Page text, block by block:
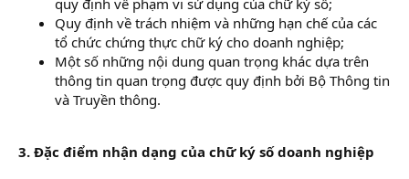
Quy định về trách nhiệm và những hạn chế của các
tổ chức chứng thực chữ ký cho doanh nghiệp;
Một số những nội dung quan trọng khác dựa trên
thông tin quan trọng được quy định bởi Bộ Thông tin
và Truyền thông.
3. Đặc điểm nhận dạng của chữ ký số doanh nghiệp